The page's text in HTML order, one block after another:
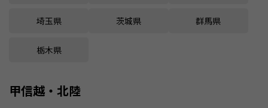
埼玉県 茨城県 群馬県
栃木県
甲信越・北陸